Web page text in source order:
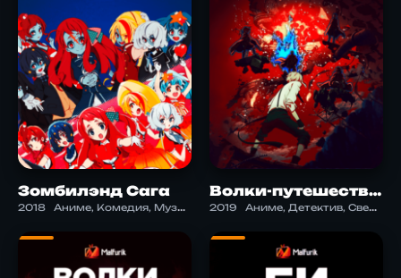
Зомбилэнд Сага
2018 Аниме, Комедия, Музыка, Сверхъестественное
Волки-путешественники 3
2019 Аниме, Детектив, Сверхъестественное, Сэйнэн, Экшен